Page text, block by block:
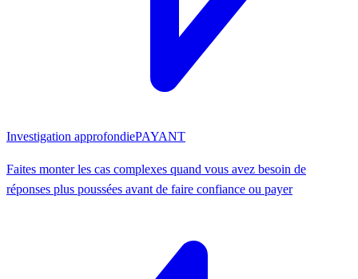
Investigation approfondiePAYANT
Faites monter les cas complexes quand vous avez besoin de
réponses plus poussées avant de faire confiance ou payer